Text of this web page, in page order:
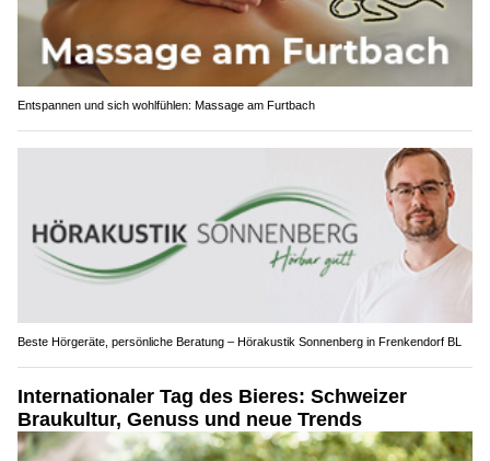
Entspannen und sich wohlfühlen: Massage am Furtbach
Beste Hörgeräte, persönliche Beratung – Hörakustik Sonnenberg in Frenkendorf BL
Internationaler Tag des Bieres: Schweizer
Braukultur, Genuss und neue Trends